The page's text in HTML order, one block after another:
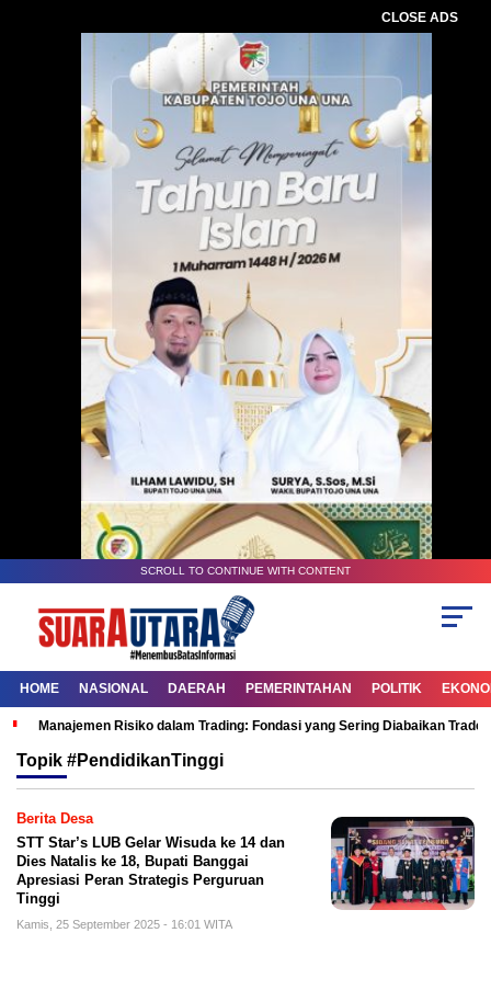
CLOSE ADS
SCROLL TO CONTINUE WITH CONTENT
HOME NASIONAL DAERAH PEMERINTAHAN POLITIK
Manajemen Risiko dalam Trading: Fondasi yang Sering Diabaikan
Topik #PendidikanTinggi
Berita Desa
STT Star’s LUB Gelar Wisuda ke 14 dan
Dies Natalis ke 18, Bupati Banggai
Apresiasi Peran Strategis Perguruan
Tinggi
Kamis, 25 September 2025 - 16:01 WITA